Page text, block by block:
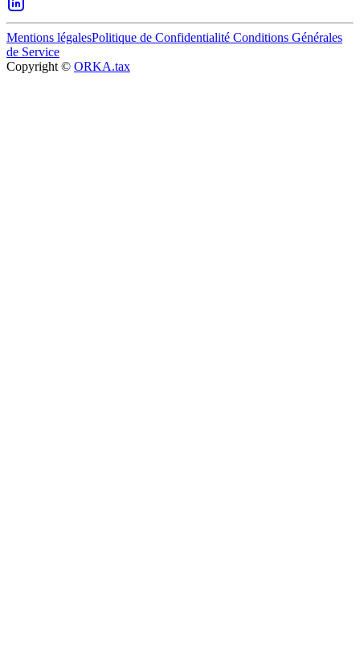
Mentions légalesPolitique de Confidentialité Conditions Générales
de Service
Copyright © ORKA.tax